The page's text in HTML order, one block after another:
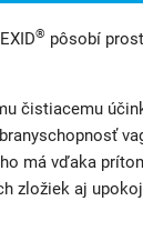
® pôsobí
čistiacemu
má vďaka
zložiek aj